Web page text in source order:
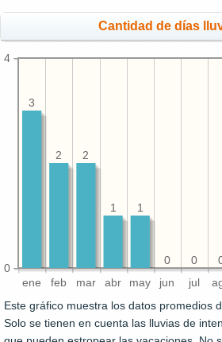
Cantidad de días
ene feb mar abr may jun jul
0
4
0
0
1
1
2
2
3
Este gráfico muestra los datos promedios
Solo se tienen en cuenta las lluvias de